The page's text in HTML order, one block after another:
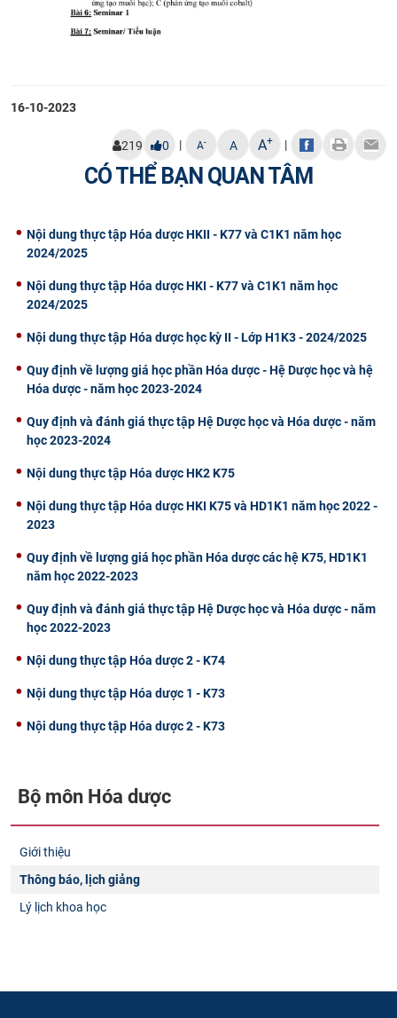
16-10-2023
219 0 | A- A A+ |
CÓ THỂ BẠN QUAN TÂM
Nội dung thực tập Hóa dược HKII - K77 và C1K1 năm học
2024/2025
Nội dung thực tập Hóa dược HKI - K77 và C1K1 năm học
2024/2025
Nội dung thực tập Hóa dược học kỳ II - Lớp H1K3 - 2024/2025
Quy định về lượng giá học phần Hóa dược - Hệ Dược học và hệ
Hóa dược - năm học 2023-2024
Quy định và đánh giá thực tập Hệ Dược học và Hóa dược - năm
học 2023-2024
Nội dung thực tập Hóa dược HK2 K75
Nội dung thực tập Hóa dược HKI K75 và HD1K1 năm học 2022 -
2023
Quy định về lượng giá học phần Hóa dược các hệ K75, HD1K1
năm học 2022-2023
Quy định và đánh giá thực tập Hệ Dược học và Hóa dược - năm
học 2022-2023
Nội dung thực tập Hóa dược 2 - K74
Nội dung thực tập Hóa dược 1 - K73
Nội dung thực tập Hóa dược 2 - K73
Bộ môn Hóa dược
Giới thiệu
Thông báo, lịch giảng
Lý lịch khoa học